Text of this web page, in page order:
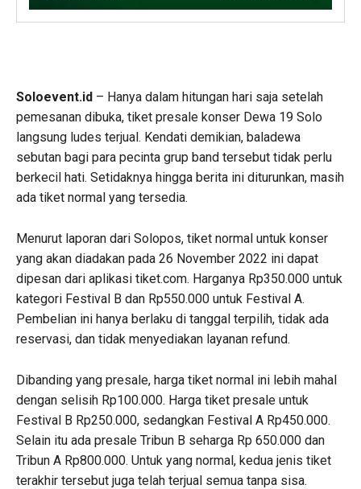
Soloevent.id – Hanya dalam hitungan hari saja setelah
pemesanan dibuka, tiket presale konser Dewa 19 Solo
langsung ludes terjual. Kendati demikian, baladewa
sebutan bagi para pecinta grup band tersebut tidak perlu
berkecil hati. Setidaknya hingga berita ini diturunkan, masih
ada tiket normal yang tersedia.
Menurut laporan dari Solopos, tiket normal untuk konser
yang akan diadakan pada 26 November 2022 ini dapat
dipesan dari aplikasi tiket.com. Harganya Rp350.000 untuk
kategori Festival B dan Rp550.000 untuk Festival A.
Pembelian ini hanya berlaku di tanggal terpilih, tidak ada
reservasi, dan tidak menyediakan layanan refund.
Dibanding yang presale, harga tiket normal ini lebih mahal
dengan selisih Rp100.000. Harga tiket presale untuk
Festival B Rp250.000, sedangkan Festival A Rp450.000.
Selain itu ada presale Tribun B seharga Rp 650.000 dan
Tribun A Rp800.000. Untuk yang normal, kedua jenis tiket
terakhir tersebut juga telah terjual semua tanpa sisa.